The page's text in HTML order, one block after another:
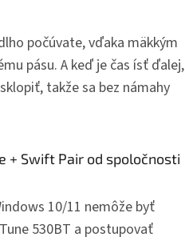
počúvate, vďaka mäkkým
pásu. A keď je čas ísť ďalej,
takže sa bez námahy
+ Swift Pair od spoločnosti
10/11 nemôže byť
530BT a postupovať